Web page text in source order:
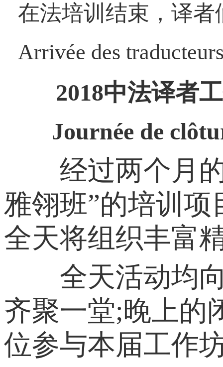
在法培训结束，译者
Arrivée des
2018中法译者
Journée de
经过两个月的
雅翎班”的培训项
全天将组织丰富
全天活动均向
齐聚一堂;晚上的
位参与本届工作